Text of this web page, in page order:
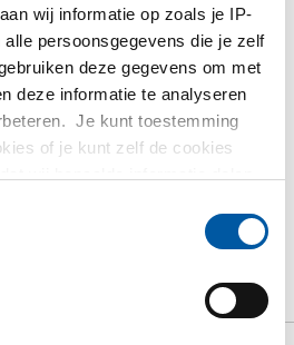
wij informatie op zoals je IP-
persoonsgegevens die je zelf
deze gegevens om met
deze informatie te analyseren
Je kunt toestemming
of je kunt zelf de cookies
vind je in ons
artikelnummers
MCB-prijzen
Bruto prijslijst